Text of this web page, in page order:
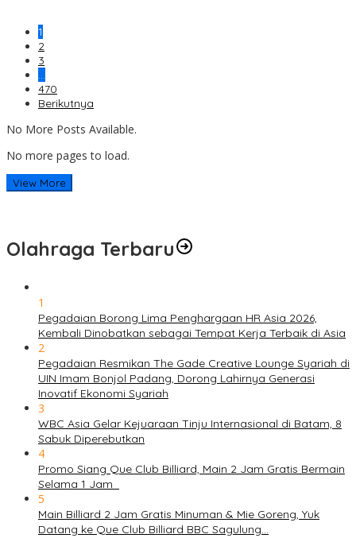
1
2
3
…
470
Berikutnya
No More Posts Available.
No more pages to load.
View More
Olahraga Terbaru
1
Pegadaian Borong Lima Penghargaan HR Asia 2026,
Kembali Dinobatkan sebagai Tempat Kerja Terbaik di Asia
2
Pegadaian Resmikan The Gade Creative Lounge Syariah di
UIN Imam Bonjol Padang, Dorong Lahirnya Generasi
Inovatif Ekonomi Syariah
3
WBC Asia Gelar Kejuaraan Tinju Internasional di Batam, 8
Sabuk Diperebutkan
4
Promo Siang Que Club Billiard, Main 2 Jam Gratis Bermain
Selama 1 Jam
5
Main Billiard 2 Jam Gratis Minuman & Mie Goreng, Yuk
Datang ke Que Club Billiard BBC Sagulung…